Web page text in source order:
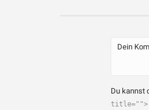
Du kannst
title="">